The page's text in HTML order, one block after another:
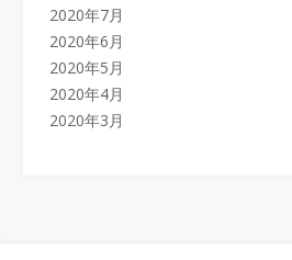
2020年7月
2020年6月
2020年5月
2020年4月
2020年3月